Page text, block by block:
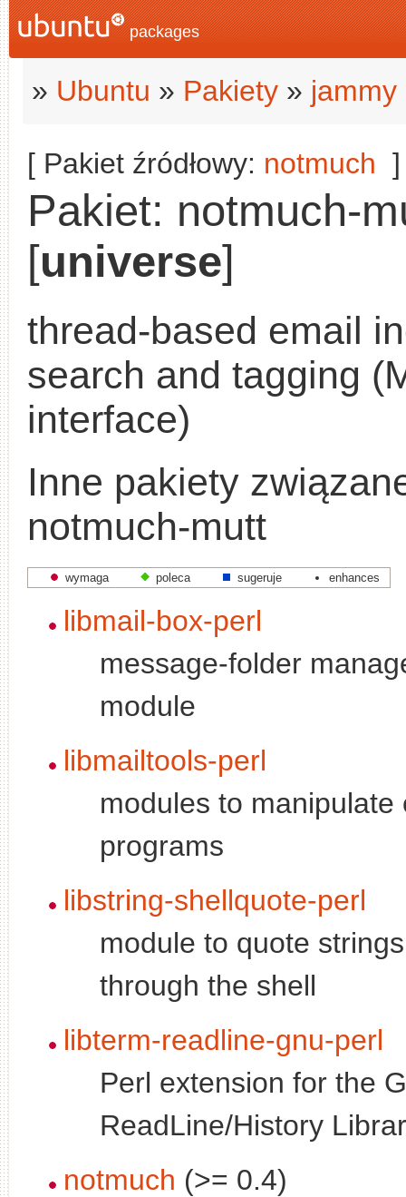
packages
» Ubuntu » Pakiety » jammy
[ Pakiet źródłowy: notmuch ]
Pakiet: notmuch-
[universe]
thread-based email
search and tagging
interface)
Inne pakiety
notmuch-mutt
wymaga poleca sugeruje enhances
libmail-box-perl
message-folder
module
libmailtools-perl
modules to manipulate
programs
libstring-shellquote-perl
module to quote
through the shell
libterm-readline-gnu-perl
Perl extension for the
ReadLine/History
notmuch (>= 0.4)